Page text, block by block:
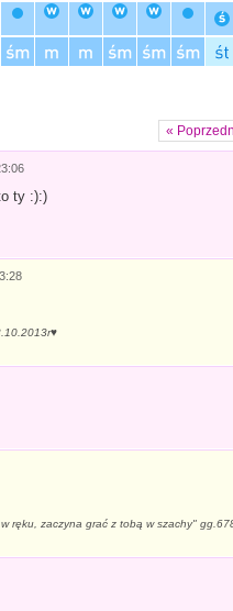
«
ty :):)
ręku, zaczyna grać z tobą w szachy"